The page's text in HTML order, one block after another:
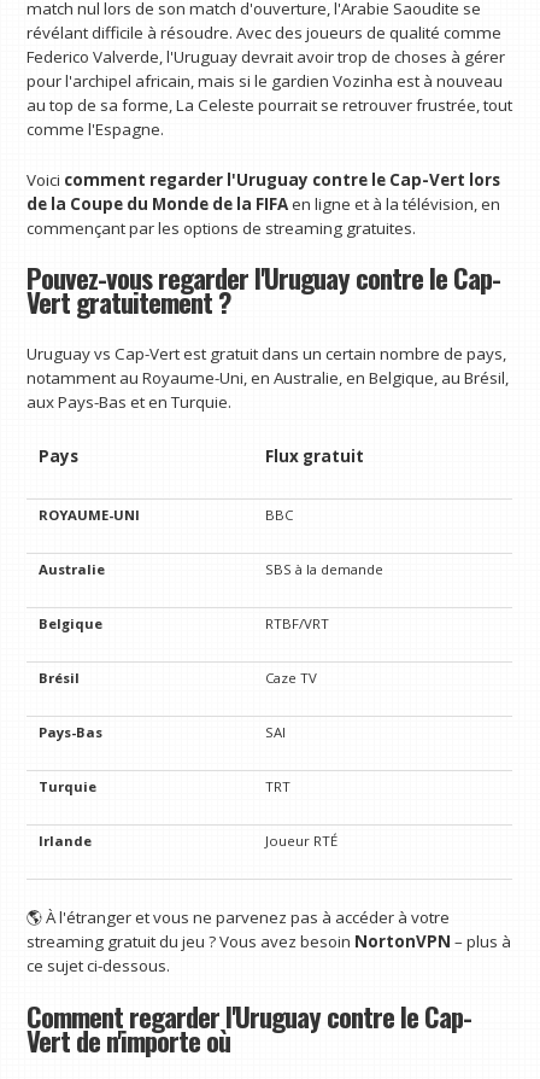
match nul lors de son match d'ouverture, l'Arabie Saoudite se
révélant difficile à résoudre. Avec des joueurs de qualité comme
Federico Valverde, l'Uruguay devrait avoir trop de choses à gérer
pour l'archipel africain, mais si le gardien Vozinha est à nouveau
au top de sa forme, La Celeste pourrait se retrouver frustrée, tout
comme l'Espagne.
Voici comment regarder l'Uruguay contre le Cap-Vert lors
de la Coupe du Monde de la FIFAen ligne et à la télévision, en
commençant par les options de streaming gratuites.
Pouvez-vous regarder l'Uruguay contre le Cap-
Vert gratuitement ?
Uruguay vs Cap-Vert est gratuit dans un certain nombre de pays,
notamment au Royaume-Uni, en Australie, en Belgique, au Brésil,
aux Pays-Bas et en Turquie.
Pays Flux gratuit
ROYAUME-UNI BBC
Australie SBS à la demande
Belgique RTBF/VRT
Brésil Caze TV
Pays-Bas SAI
Turquie TRT
Irlande Joueur RTÉ
🌎 À l'étranger et vous ne parvenez pas à accéder à votre
streaming gratuit du jeu ? Vous avez besoin NortonVPN – plus à
ce sujet ci-dessous.
Comment regarder l'Uruguay contre le Cap-
Vert de n'importe où